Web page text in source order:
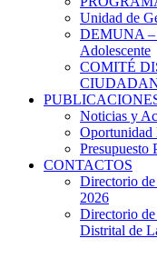
Unidad de
DEMUNA –
Adolescente
COMITÉ
Noticias y
Oportunidad
Presupuesto
CONTACTOS
Directorio
2026
Directorio
Distrital de